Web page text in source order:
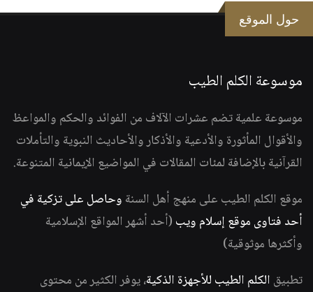
حول الموقع
موسوعة الكلم الطيب
موسوعة علمية تضم عشرات الآلاف من الفوائد والحكم والمواعظ
والأقوال المأثورة والأدعية والأذكار والأحاديث النبوية والتأملات
القرآنية بالإضافة لمئات المقالات في المواضيع الإيمانية المتنوعة.
موقع الكلم الطيب على منهج أهل السنة وحاصل على تزكية في
أحد فتاوى موقع إسلام ويب (أحد أشهر المواقع الإسلامية
وأكثرها موثوقية)
تطبيق الكلم الطيب للأجهزة الذكية، يوفر الكثير من محتوى